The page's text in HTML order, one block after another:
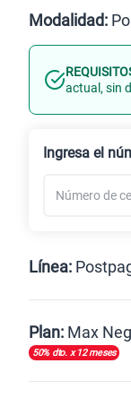
512GB
Modalidad:
Línea
actual, sin
Ingresa el
Línea:
Plan: Max
50% dto. x 12 meses